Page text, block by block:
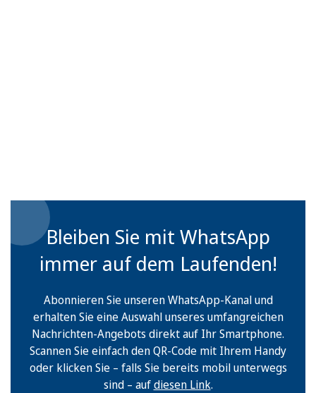
Bleiben Sie mit WhatsApp
immer auf dem Laufenden!
Abonnieren Sie unseren WhatsApp-Kanal und
erhalten Sie eine Auswahl unseres umfangreichen
Nachrichten-Angebots direkt auf Ihr Smartphone.
Scannen Sie einfach den QR-Code mit Ihrem Handy
oder klicken Sie – falls Sie bereits mobil unterwegs
sind – aufdiesen Link.